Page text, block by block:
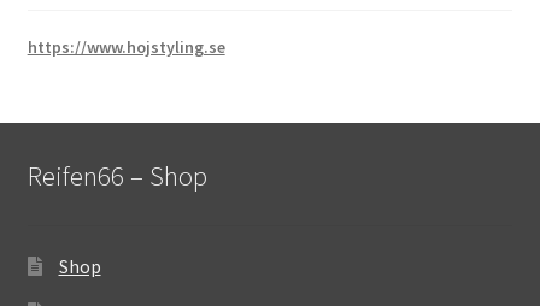
https://www.hojstyling.se
Reifen66 – Shop
Shop